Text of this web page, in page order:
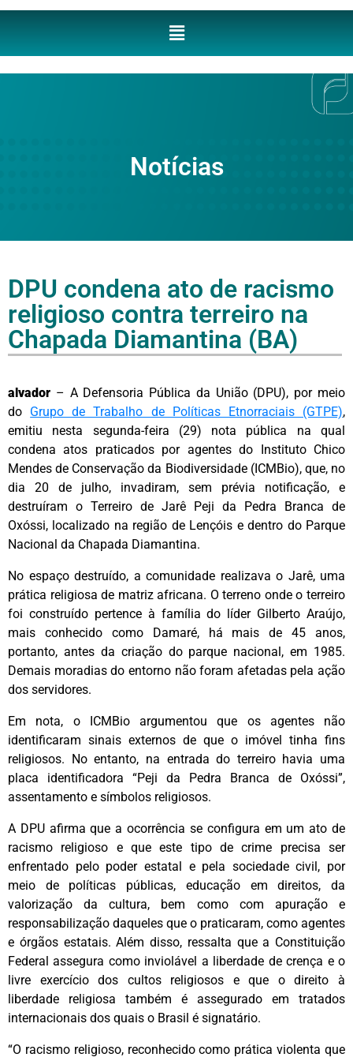
Notícias
DPU condena ato de racismo
religioso contra terreiro na
Chapada Diamantina (BA)
alvador – A Defensoria Pública da União (DPU), por meio
do Grupo de Trabalho de Políticas Etnorraciais (GTPE),
emitiu nesta segunda-feira (29) nota pública na qual
condena atos praticados por agentes do Instituto Chico
Mendes de Conservação da Biodiversidade (ICMBio), que, no
dia 20 de julho, invadiram, sem prévia notificação, e
destruíram o Terreiro de Jarê Peji da Pedra Branca de
Oxóssi, localizado na região de Lençóis e dentro do Parque
Nacional da Chapada Diamantina.
No espaço destruído, a comunidade realizava o Jarê, uma
prática religiosa de matriz africana. O terreno onde o terreiro
foi construído pertence à família do líder Gilberto Araújo,
mais conhecido como Damaré, há mais de 45 anos,
portanto, antes da criação do parque nacional, em 1985.
Demais moradias do entorno não foram afetadas pela ação
dos servidores.
Em nota, o ICMBio argumentou que os agentes não
identificaram sinais externos de que o imóvel tinha fins
religiosos. No entanto, na entrada do terreiro havia uma
placa identificadora “Peji da Pedra Branca de Oxóssi”,
assentamento e símbolos religiosos.
A DPU afirma que a ocorrência se configura em um ato de
racismo religioso e que este tipo de crime precisa ser
enfrentado pelo poder estatal e pela sociedade civil, por
meio de políticas públicas, educação em direitos, da
valorização da cultura, bem como com apuração e
responsabilização daqueles que o praticaram, como agentes
e órgãos estatais. Além disso, ressalta que a Constituição
Federal assegura como inviolável a liberdade de crença e o
livre exercício dos cultos religiosos e que o direito à
liberdade religiosa também é assegurado em tratados
internacionais dos quais o Brasil é signatário.
“O racismo religioso, reconhecido como prática violenta que